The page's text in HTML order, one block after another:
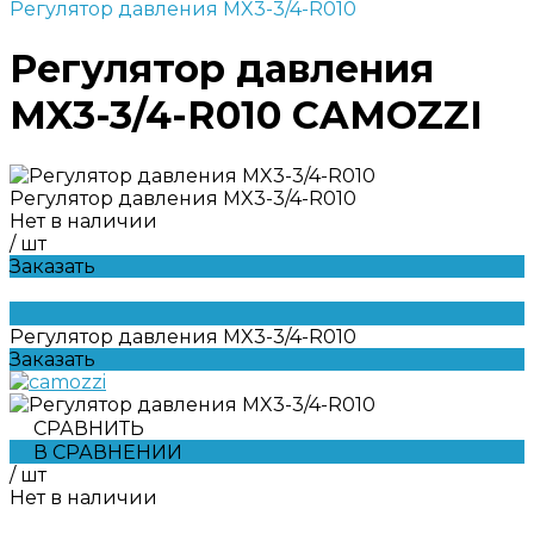
Регулятор давления MX3-3/4-R010
Регулятор давления
MX3-3/4-R010 CAMOZZI
Регулятор давления MX3-3/4-R010
Нет в наличии
/ шт
Заказать
Регулятор давления MX3-3/4-R010
Заказать
СРАВНИТЬ
В СРАВНЕНИИ
/ шт
Нет в наличии